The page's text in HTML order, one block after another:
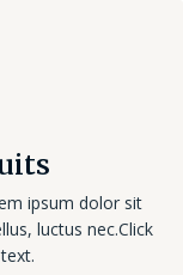
ipsum dolor sit
luctus nec.Click